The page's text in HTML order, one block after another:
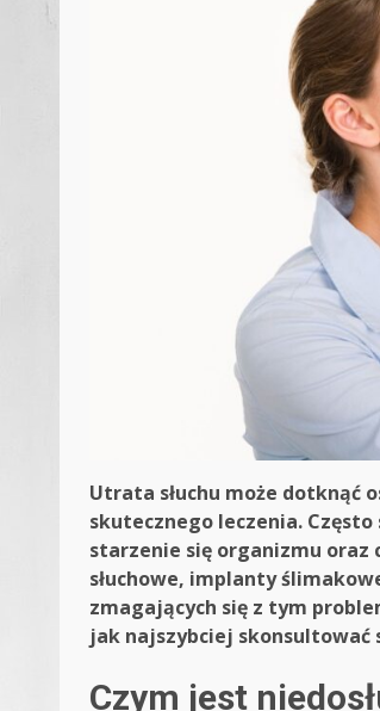
Utrata słuchu może dotknąć
skutecznego leczenia.
starzenie się organizmu
słuchowe, implanty
zmagających się z tym
jak najszybciej
Czym jest